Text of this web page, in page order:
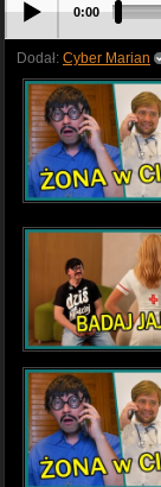
0:00
Dodał: Cyber Marian